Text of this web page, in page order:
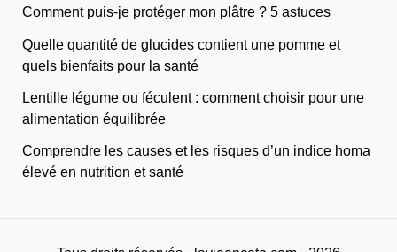
Comment puis-je protéger mon plâtre ? 5 astuces
Quelle quantité de glucides contient une pomme et
quels bienfaits pour la santé
Lentille légume ou féculent : comment choisir pour une
alimentation équilibrée
Comprendre les causes et les risques d’un indice homa
élevé en nutrition et santé